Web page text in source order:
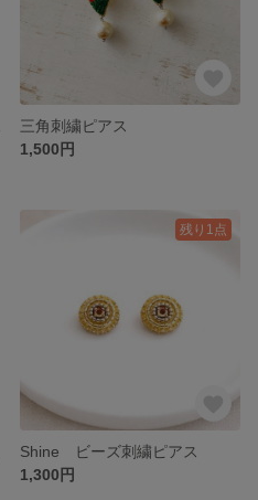
三角刺繍ピアス
1,500円
残り1点
Shine ビーズ刺繍ピアス
1,300円